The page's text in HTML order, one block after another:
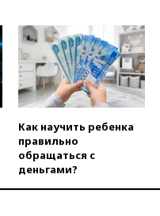
Как научить ребенка
правильно
обращаться с
деньгами?